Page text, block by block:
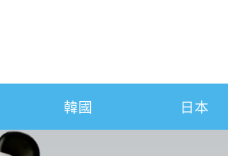
韓國 日本